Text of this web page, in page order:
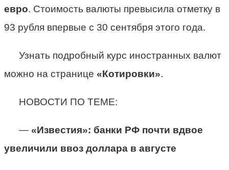
евро. Стоимость валюты превысила отметку в
93 рубля впервые с 30 сентября этого года.
Узнать подробный курс иностранных валют
можно на странице «Котировки».
НОВОСТИ ПО ТЕМЕ:
— «Известия»: банки РФ почти вдвое
увеличили ввоз доллара в августе